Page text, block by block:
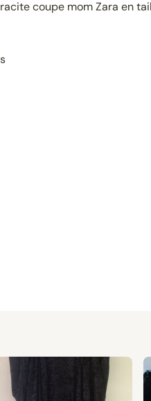
coupe mom Zara en